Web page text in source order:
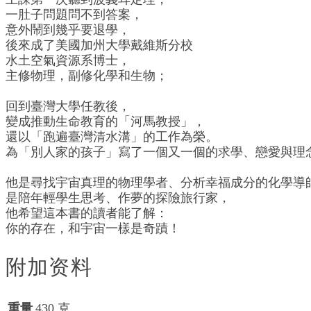
一肚子問題問不到答案，
意外鬧到幾乎要退學，
後來成了美國加州大學戴維斯分校
水土空氣資源系博士，
主修物理，副修化學和生物；
回到臺灣大學任教後，
變成推動生命教育的「河馬教授」，
還以「跑遍臺灣清水溝」的工作為榮。
為「別人家的孩子」寫了一個又一個的求學、戀愛與理
他是尋找宇宙真理的物理學者、分析幸福成分的化學導
是陪年輕學生思考、作夢的探險旅行家，
他希望這本書的讀者能了解：
你的存在，和宇宙一樣是奇蹟！
附加资料
重量 430 克